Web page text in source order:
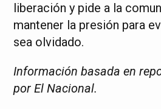
liberación y pide a la
mantener la presión para
sea olvidado.
Información basada en
por El Nacional.